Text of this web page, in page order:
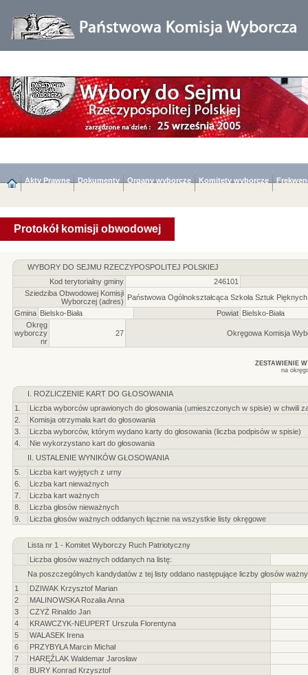
Akty Prawne Dokumenty Organy wyborcze Komitety wyborcze
Protokół komisji obwodowej
WYBORY DO SEJMU RZECZYPOSPOLITEJ POLSKIEJ
Kod terytorialny gminy
246101
Sziedziba Obwodowej Komisji
Wyborczej (adres) Państwowa Ogólnokształcąca Szkoła Sztuk
Gmina Bielsko-Biała Powiat Bielsko-Biała
Okręg
wyborczy
nr
27 Okręgowa Komisja
ZESTAWIENIE
na
I. ROZLICZENIE KART DO GŁOSOWANIA
1.
Liczba wyborców uprawionych do głosowania (umieszczonych w spisie) w chwili
2.
Komisja otrzymała kart do głosowania
3.
Liczba wyborców, którym wydano karty do głosowania (liczba podpisów w spisie)
4.
Nie wykorzystano kart do głosowania
II. USTALENIE WYNIKÓW GŁOSOWANIA
5.
Liczba kart wyjętych z urny
6.
Liczba kart nieważnych
7.
Liczba kart ważnych
8.
Liczba głosów nieważnych
9.
Liczba głosów ważnych oddanych łącznie na wszystkie listy okręgowe
Lista nr 1 - Komitet Wyborczy Ruch Patriotyczny
Liczba głosów ważnych oddanych na listę:
Na poszczególnych kandydatów z tej listy oddano następujące liczby głosów
1
DZIWAK Krzysztof Marian
2
MALINOWSKA Rozalia Anna
3
CZYŻ Rinaldo Jan
4
KRAWCZYK-NEUPERT Urszula Florentyna
5
WALASEK Irena
6
PRZYBYŁA Marcin Michał
7
HARĘŹLAK Waldemar Jarosław
8
BURY Konrad Krzysztof